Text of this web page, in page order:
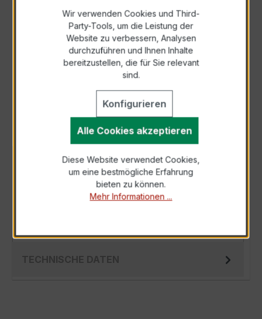
Zur Sammelanfrage hinzufügen
Anfrage telefonisch
Als PDF exportieren
BESCHREIBUNG
Der Fensterstromwandler EWSK 31.5 150/1A
2,5VA Kl.0,5 ist ein kompakter, hochpräziser
TECHNISCHE DATEN
Wir verwenden Cookies und Third-
Party-Tools, um die Leistung der
Website zu verbessern, Analysen
durchzuführen und Ihnen Inhalte
bereitzustellen, die für Sie relevant
sind.
Konfigurieren
Alle Cookies akzeptieren
Diese Website verwendet Cookies,
um eine bestmögliche Erfahrung
bieten zu können.
Mehr Informationen ...